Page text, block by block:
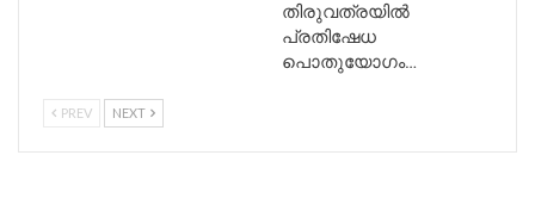
തിരുവത്രയിൽ
പ്രതിഷേധ
പൊതുയോഗം…
PREV NEXT